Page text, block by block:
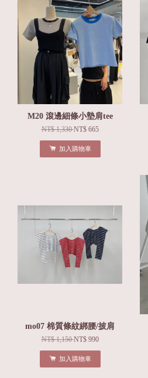
M20 滾邊細條小墊肩tee
NT$ 1,330NT$ 665
加入購物車
mo07 棉質條紋綁腰/披肩
NT$ 1,150NT$ 990
加入購物車